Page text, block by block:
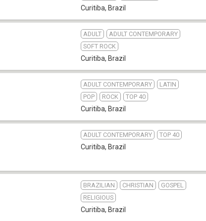
Curitiba, Brazil
ADULT
ADULT CONTEMPORARY
SOFT ROCK
Curitiba, Brazil
ADULT CONTEMPORARY
LATIN
POP
ROCK TOP 40
Curitiba, Brazil
ADULT CONTEMPORARY TOP 40
Curitiba, Brazil
BRAZILIAN CHRISTIAN
GOSPEL
RELIGIOUS
Curitiba, Brazil